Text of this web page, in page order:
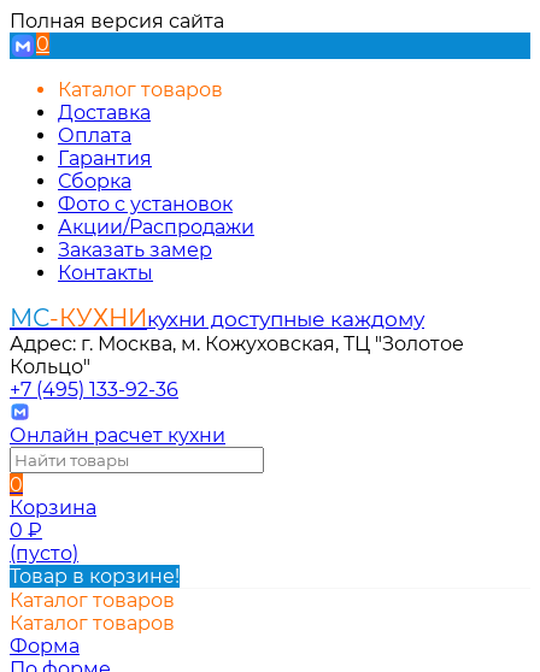
Полная версия сайта
0
Каталог товаров
Доставка
Оплата
Гарантия
Сборка
Фото с установок
Акции/Распродажи
Заказать замер
Контакты
МС-КУХНИкухни доступные каждому
Адрес: г. Москва, м. Кожуховская, ТЦ "Золотое
Кольцо"
+7 (495) 133-92-36
Онлайн расчет кухни
0
Корзина
0 ₽
(пусто)
Товар в корзине!
Каталог товаров
Каталог товаров
Форма